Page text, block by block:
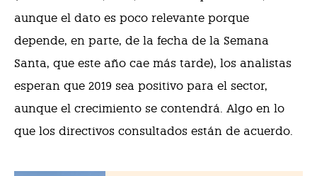
aunque el dato es poco relevante porque
depende, en parte, de la fecha de la Semana
Santa, que este año cae más tarde), los analistas
esperan que 2019 sea positivo para el sector,
aunque el crecimiento se contendrá. Algo en lo
que los directivos consultados están de acuerdo.